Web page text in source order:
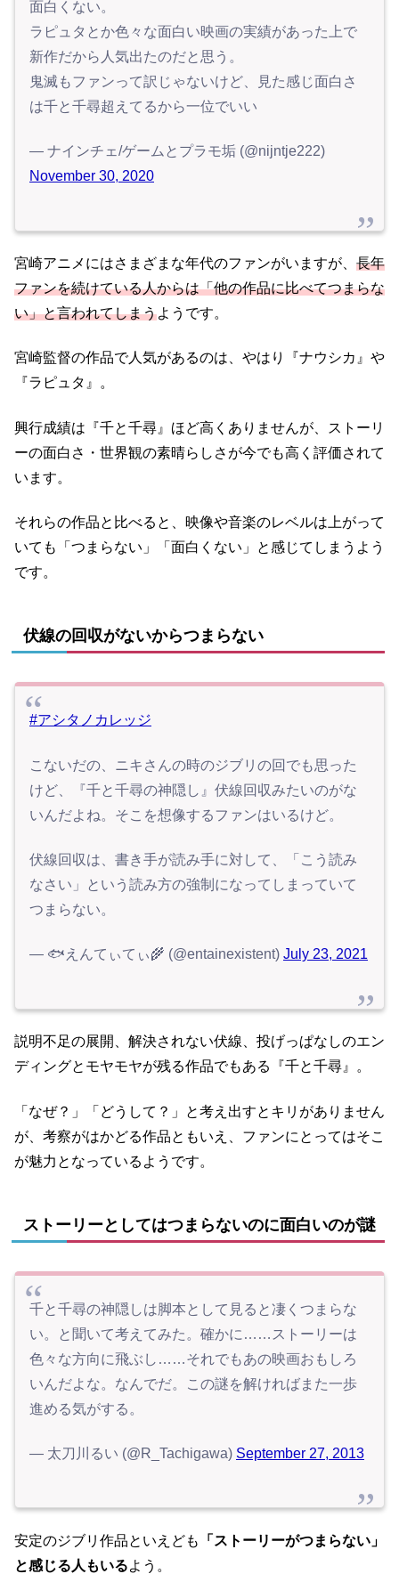
面白くない。
ラピュタとか色々な面白い映画の実績があった上で
新作だから人気出たのだと思う。
鬼滅もファンって訳じゃないけど、見た感じ面白さ
は千と千尋超えてるから一位でいい
— ナインチェ/ゲームとプラモ垢 (@nijntje222)
November 30, 2020
宮崎アニメにはさまざまな年代のファンがいますが、 長年
ファンを続けている人からは「他の作品に比べてつまらな
い」と言われてしまうようです。
宮崎監督の作品で人気があるのは、やはり『ナウシカ』や
『ラピュタ』。
興行成績は『千と千尋』ほど高くありませんが、ストーリ
ーの面白さ・世界観の素晴らしさが今でも高く評価されて
います。
それらの作品と比べると、映像や音楽のレベルは上がって
いても「つまらない」「面白くない」と感じてしまうよう
です。
伏線の回収がないからつまらない
#アシタノカレッジ
こないだの、ニキさんの時のジブリの回でも思った
けど、『千と千尋の神隠し』伏線回収みたいのがな
いんだよね。そこを想像するファンはいるけど。
伏線回収は、書き手が読み手に対して、「こう読み
なさい」という読み方の強制になってしまっていて
つまらない。
— 🐟えんてぃてぃ🌾 (@entainexistent) July 23, 2021
説明不足の展開、解決されない伏線、投げっぱなしのエン
ディングとモヤモヤが残る作品でもある『千と千尋』。
「なぜ？」「どうして？」と考え出すとキリがありません
が、考察がはかどる作品ともいえ、ファンにとってはそこ
が魅力となっているようです。
ストーリーとしてはつまらないのに面白いのが謎
千と千尋の神隠しは脚本として見ると凄くつまらな
い。と聞いて考えてみた。確かに……ストーリーは
色々な方向に飛ぶし……それでもあの映画おもしろ
いんだよな。なんでだ。この謎を解ければまた一歩
進める気がする。
— 太刀川るい (@R_Tachigawa) September 27, 2013
安定のジブリ作品といえども
「ストーリーがつまらない」
と感じる人もいるよう。